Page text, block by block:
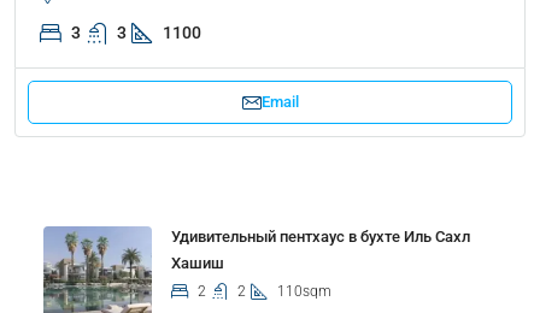
3 3 1100
Email
Удивительный пентхаус в бухте Иль Сахл
Хашиш
2 2 110sqm